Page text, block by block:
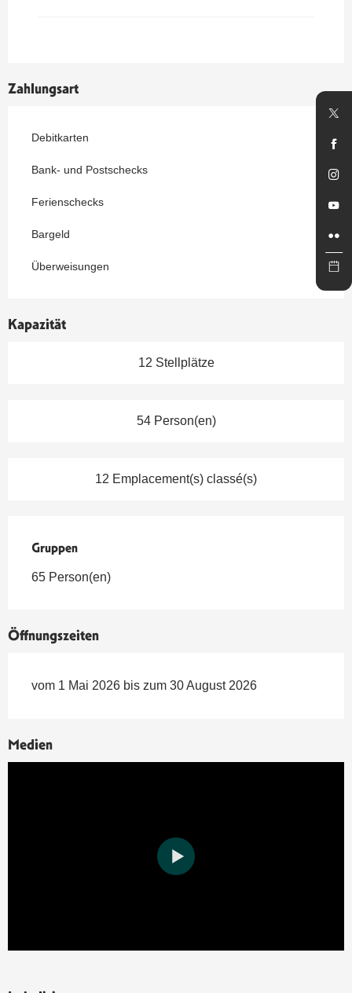
Zahlungsart
Debitkarten
Bank- und Postschecks
Ferienschecks
Bargeld
Überweisungen
Kapazität
12 Stellplätze
54 Person(en)
12 Emplacement(s) classé(s)
Gruppen
Gruppen
65 Person(en)
Öffnungszeiten
vom 1 Mai 2026 bis zum 30 August 2026
Medien